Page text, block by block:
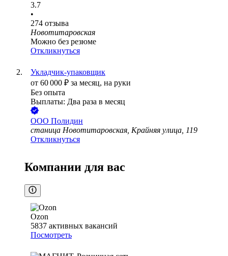
3.7
•
274 отзыва
Новотитаровская
Можно без резюме
Откликнуться
Укладчик-упаковщик
от 60 000 ₽ за месяц, на руки
Без опыта
Выплаты: Два раза в месяц
ООО Полидин
станица Новотитаровская, Крайняя улица, 119
Откликнуться
Компании для вас
Ozon
5837 активных вакансий
Посмотреть